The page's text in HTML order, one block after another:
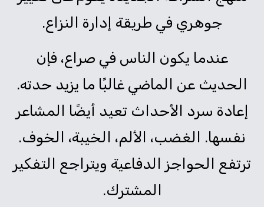
جوهري في طريقة إدارة النزاع.
عندما يكون الناس في صراع، فإن
الحديث عن الماضي غالبًا ما يزيد حدته.
إعادة سرد الأحداث تعيد أيضًا المشاعر
نفسها. الغضب، الألم، الخيبة، الخوف.
ترتفع الحواجز الدفاعية ويتراجع التفكير
المشترك.